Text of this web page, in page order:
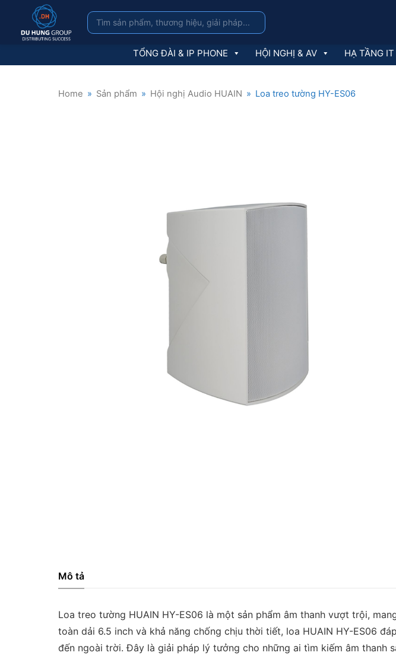
TỔNG ĐÀI & IP PHONE HỘI NGHỊ & AV HẠ TẦNG IT
Home » Sản phẩm » Hội nghị Audio HUAIN » Loa treo tường HY-ES06
Mô tả
Loa treo tường HUAIN HY-ES06 là một sản phẩm âm thanh vượt trội,
toàn dải 6.5 inch và khả năng chống chịu thời tiết, loa HUAIN HY-ES06
đến ngoài trời. Đây là giải pháp lý tưởng cho những ai tìm kiếm âm thanh